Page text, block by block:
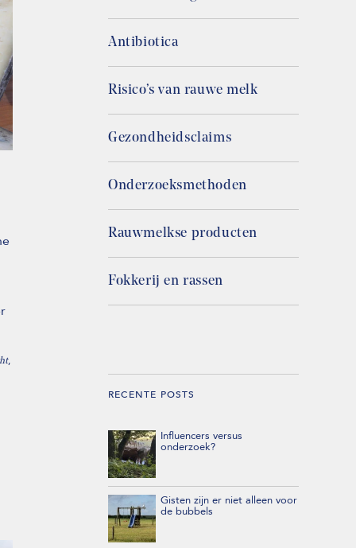
,
Antibiotica
Risico’s van rauwe melk
Gezondheidsclaims
Onderzoeksmethoden
Rauwmelkse producten
Fokkerij en rassen
RECENTE POSTS
Influencers versus
onderzoek?
Gisten zijn er niet alleen voor
de bubbels